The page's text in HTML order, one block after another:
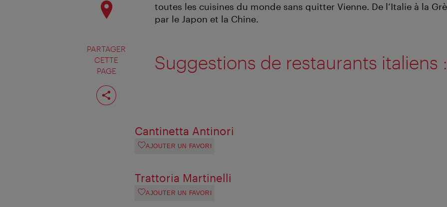
PARTAGER
CETTE
PAGE
Partager
cette
page
toutes les cuisines du monde sans quitter Vienne. De l’Italie à la
par le Japon et la Chine.
Suggestions de restaurants italiens :
Cantinetta Antinori
AJOUTER UN FAVORI
Trattoria Martinelli
AJOUTER UN FAVORI